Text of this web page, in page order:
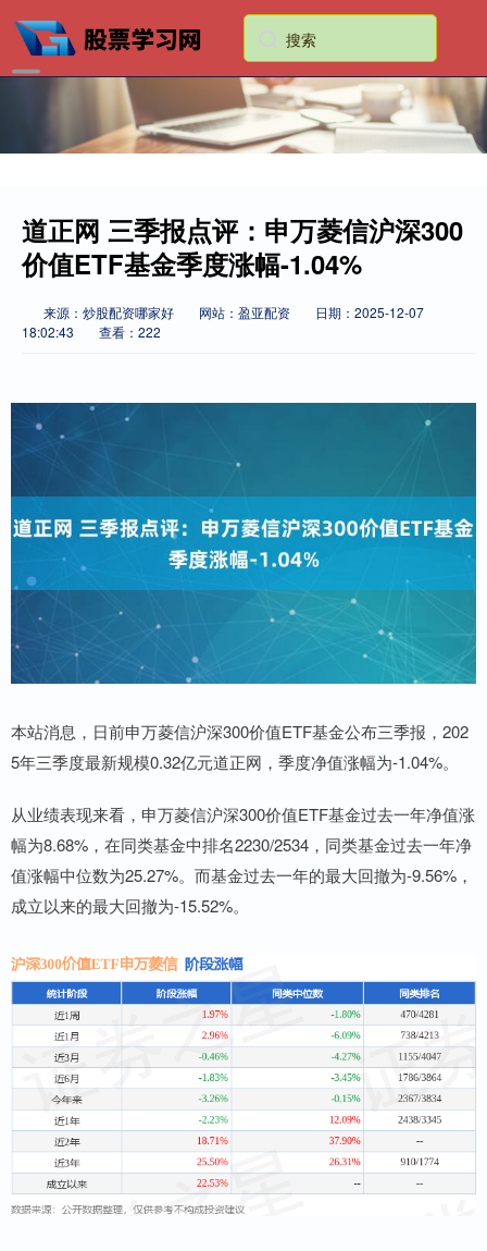
道正网 三季报点评：申万菱信沪深300
价值ETF基金季度涨幅-1.04%
来源：炒股配资哪家好 网站：盈亚配资
日期：2025-12-07
18:02:43
查看：222
本站消息，日前申万菱信沪深300价值ETF基金公布三季报，202
5年三季度最新规模0.32亿元道正网，季度净值涨幅为-1.04%。
从业绩表现来看，申万菱信沪深300价值ETF基金过去一年净值涨
幅为8.68%，在同类基金中排名2230/2534，同类基金过去一年净
值涨幅中位数为25.27%。而基金过去一年的最大回撤为-9.56%，
成立以来的最大回撤为-15.52%。